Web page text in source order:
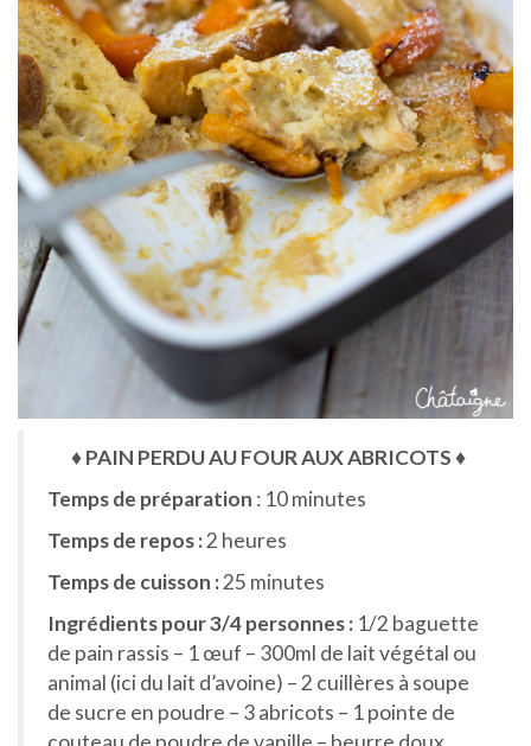
♦ PAIN PERDU AU FOUR AUX ABRICOTS ♦
Temps de préparation : 10 minutes
Temps de repos :2 heures
Temps de cuisson :25 minutes
Ingrédients pour 3/4 personnes : 1/2 baguette
de pain rassis – 1 œuf – 300ml de lait végétal ou
animal (ici du lait d’avoine) – 2 cuillères à soupe
de sucre en poudre – 3 abricots – 1 pointe de